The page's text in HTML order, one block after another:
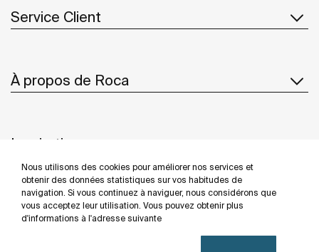
Nous utilisons des cookies pour améliorer nos services et
obtenir des données statistiques sur vos habitudes de
navigation. Si vous continuez à naviguer, nous considérons que
vous acceptez leur utilisation. Vous pouvez obtenir plus
d'informations à l'adresse suivante
Service Client
À propos de Roca
Inspiration
Suivez-nous